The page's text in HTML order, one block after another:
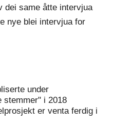
dei same åtte intervjua
nye blei intervjua for
under
stemmer" i 2018
er venta ferdig i